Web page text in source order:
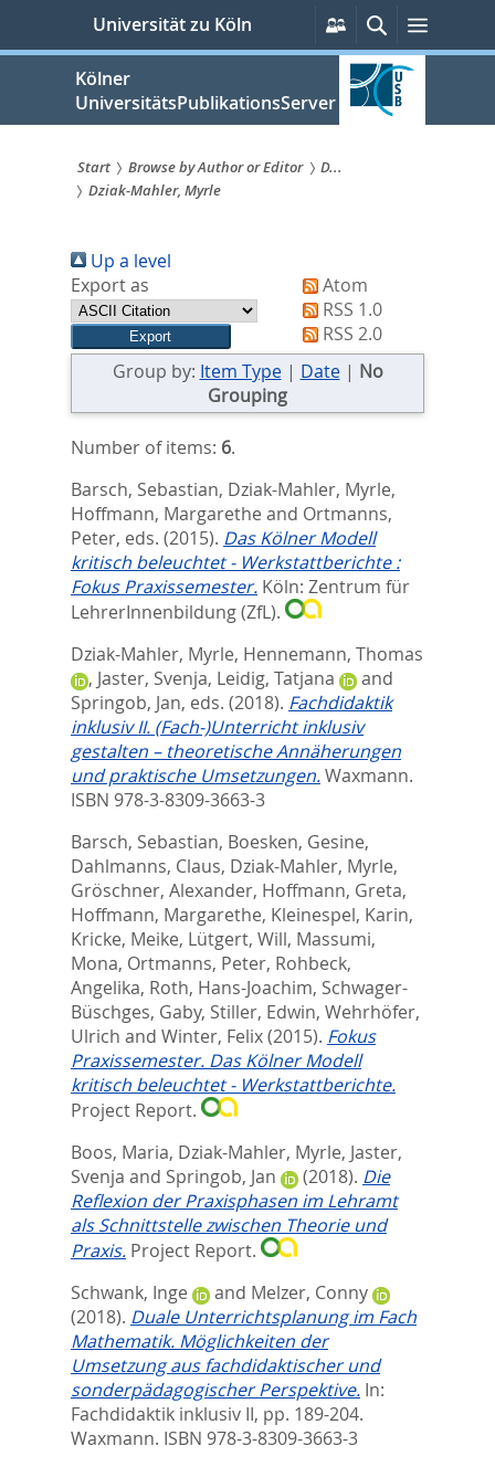
springen
Universität zu Köln
Persönliche
Services
Suche
Kölner
UniversitätsPublikationsServer
Sie
sind
hier:
Start Browse by Author or Editor
D...
Dziak-Mahler, Myrle
Up a level
Export as
Atom
RSS 1.0
RSS 2.0
Group by: Item Type| Date| No
Grouping
Number of items: 6.
Barsch, Sebastian, Dziak-Mahler, Myrle,
Hoffmann, Margarethe and Ortmanns,
Peter, eds. (2015). Das Kölner Modell
kritisch beleuchtet - Werkstattberichte :
Fokus Praxissemester. Köln: Zentrum für
LehrerInnenbildung (ZfL).
Dziak-Mahler, Myrle, Hennemann, Thomas
, Jaster, Svenja, Leidig, Tatjana
and
Springob, Jan, eds. (2018). Fachdidaktik
inklusiv II. (Fach-)Unterricht inklusiv
gestalten – theoretische Annäherungen
und praktische Umsetzungen.Waxmann.
ISBN 978-3-8309-3663-3
Barsch, Sebastian, Boesken, Gesine,
Dahlmanns, Claus, Dziak-Mahler, Myrle,
Gröschner, Alexander, Hoffmann, Greta,
Hoffmann, Margarethe, Kleinespel, Karin,
Kricke, Meike, Lütgert, Will, Massumi,
Mona, Ortmanns, Peter, Rohbeck,
Angelika, Roth, Hans-Joachim, Schwager-
Büschges, Gaby, Stiller, Edwin, Wehrhöfer,
Ulrich and Winter, Felix(2015). Fokus
Praxissemester. Das Kölner Modell
kritisch beleuchtet - Werkstattberichte.
Project Report.
Boos, Maria, Dziak-Mahler, Myrle, Jaster,
Svenja and Springob, Jan (2018). Die
Reflexion der Praxisphasen im Lehramt
als Schnittstelle zwischen Theorie und
Praxis. Project Report.
Schwank, Inge
and Melzer, Conny
(2018). Duale Unterrichtsplanung im Fach
Mathematik. Möglichkeiten der
Umsetzung aus fachdidaktischer und
sonderpädagogischer Perspektive. In:
Fachdidaktik inklusiv II, pp. 189-204.
Waxmann. ISBN 978-3-8309-3663-3